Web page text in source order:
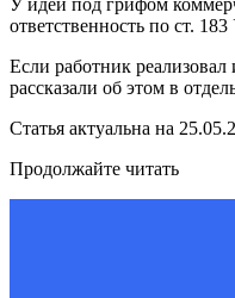
ответственность по ст.
Если работник
рассказали об этом в
Статья актуальна на
Продолжайте читать